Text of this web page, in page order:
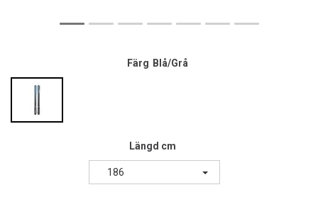
Färg Blå/Grå
Längd cm
186